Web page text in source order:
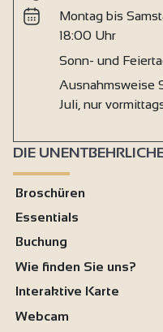
Montag bis
18:00 Uhr
Sonn- und
Ausnahmsweise
Juli, nur
DIE
Broschüren
Essentials
Buchung
Wie finden Sie uns?
Interaktive Karte
Webcam